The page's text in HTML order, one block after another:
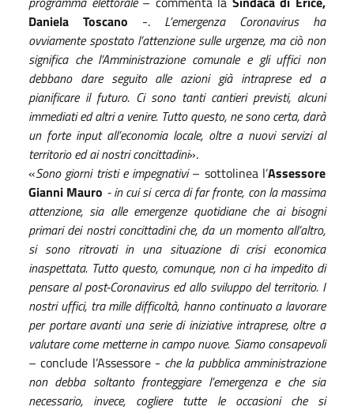
Daniela Toscano -. L’emergenza Coronavirus ha
ovviamente spostato l’attenzione sulle urgenze, ma ciò non
significa che l’Amministrazione comunale e gli uffici non
debbano dare seguito alle azioni già intraprese ed a
pianificare il futuro. Ci sono tanti cantieri previsti, alcuni
immediati ed altri a venire. Tutto questo, ne sono certa, darà
un forte input all’economia locale, oltre a nuovi servizi al
territorio ed ai nostri concittadini».
«Sono giorni tristi e impegnativi– sottolinea l’Assessore
Gianni Mauro - in cui si cerca di far fronte, con la massima
attenzione, sia alle emergenze quotidiane che ai bisogni
primari dei nostri concittadini che, da un momento all’altro,
si sono ritrovati in una situazione di crisi economica
inaspettata. Tutto questo, comunque, non ci ha impedito di
pensare al post-Coronavirus ed allo sviluppo del territorio. I
nostri uffici, tra mille difficoltà, hanno continuato a lavorare
per portare avanti una serie di iniziative intraprese, oltre a
valutare come metterne in campo nuove. Siamo consapevoli
– conclude l’Assessore - che la pubblica amministrazione
non debba soltanto fronteggiare l’emergenza e che sia
necessario, invece, cogliere tutte le occasioni che si